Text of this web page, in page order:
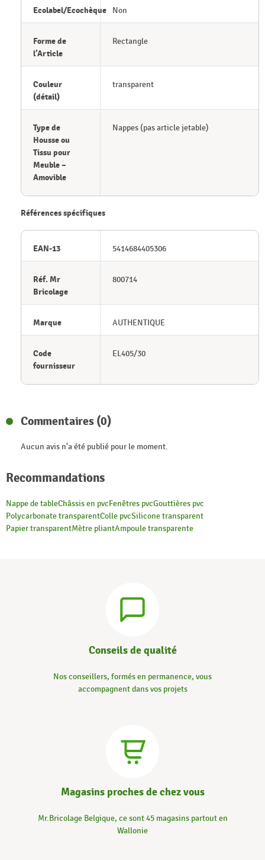
Ecolabel/Ecochèque Non
Forme de
l’Article
Rectangle
Couleur
(détail)
transparent
Type de
Housse ou
Tissu pour
Meuble –
Amovible
Nappes (pas article jetable)
Références spécifiques
EAN-13 5414684405306
Réf. Mr
Bricolage
800714
Marque AUTHENTIQUE
Code
fournisseur
EL405/30
Commentaires (0)
Aucun avis n'a été publié pour le moment.
Recommandations
Nappe de tableChâssis en pvcFenêtres pvcGouttières pvc
Polycarbonate transparentColle pvcSilicone transparent
Papier transparentMètre pliantAmpoule transparente
Conseils de qualité
Nos conseillers, formés en permanence, vous
accompagnent dans vos projets
Magasins proches de chez vous
Mr.Bricolage Belgique, ce sont 45 magasins partout en
Wallonie